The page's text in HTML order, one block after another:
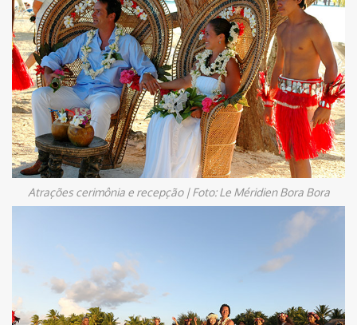
Atrações cerimônia e recepção | Foto: Le Méridien Bora Bora